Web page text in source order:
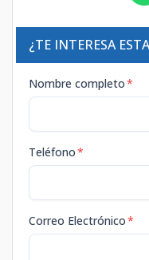
¿TE INTERESA
Nombre completo*
Teléfono*
Correo Electrónico*